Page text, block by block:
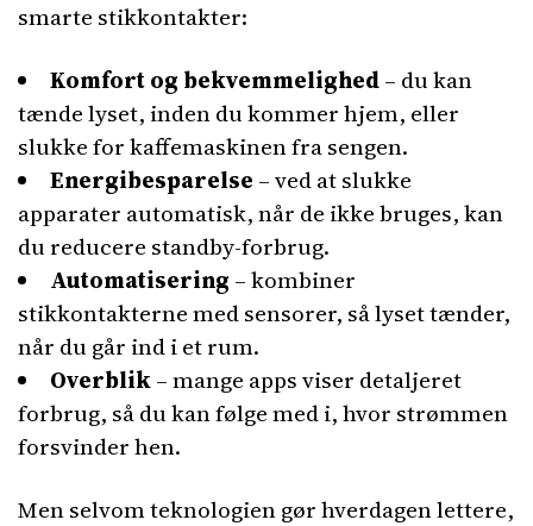
smarte stikkontakter:
Komfort og bekvemmelighed– du kan
tænde lyset, inden du kommer hjem, eller
slukke for kaffemaskinen fra sengen.
Energibesparelse – ved at slukke
apparater automatisk, når de ikke bruges, kan
du reducere standby-forbrug.
Automatisering – kombiner
stikkontakterne med sensorer, så lyset tænder,
når du går ind i et rum.
Overblik– mange apps viser detaljeret
forbrug, så du kan følge med i, hvor strømmen
forsvinder hen.
Men selvom teknologien gør hverdagen lettere,